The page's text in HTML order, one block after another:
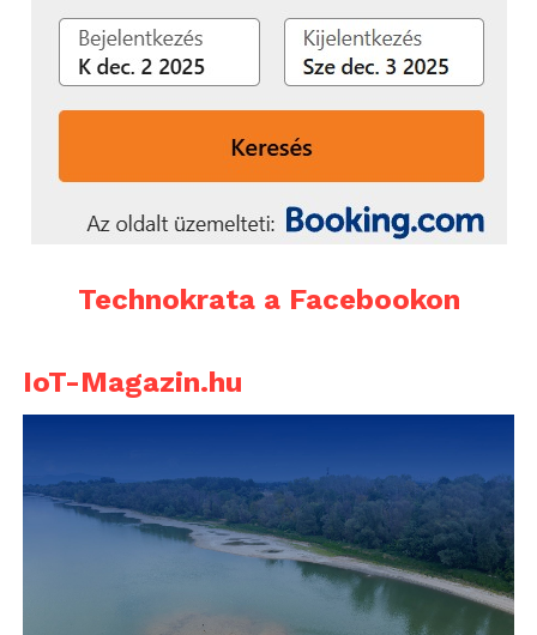
Technokrata a Facebookon
IoT-Magazin.hu